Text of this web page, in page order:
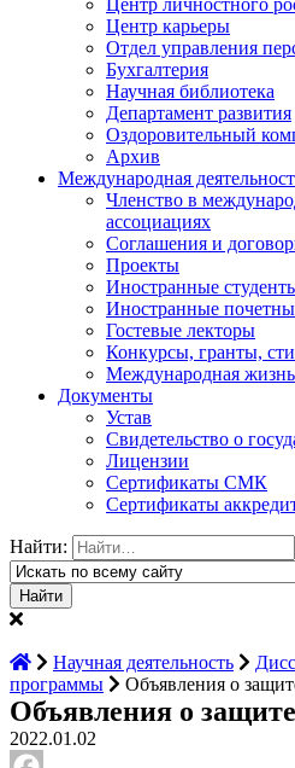
Центр личностного
Центр карьеры
Отдел управления
Бухгалтерия
Научная библиотека
Департамент развития
Оздоровительный
Архив
Международная
Членство в
ассоциациях
Соглашения и
Проекты
Иностранные
Иностранные
Гостевые лекторы
Конкурсы, гранты,
Международная жизнь
Документы
Устав
Свидетельство о
Лицензии
Сертификаты СМК
Сертификаты
Найти:
Научная деятельность
программы
Объявления о
Объявления о
2022.01.02